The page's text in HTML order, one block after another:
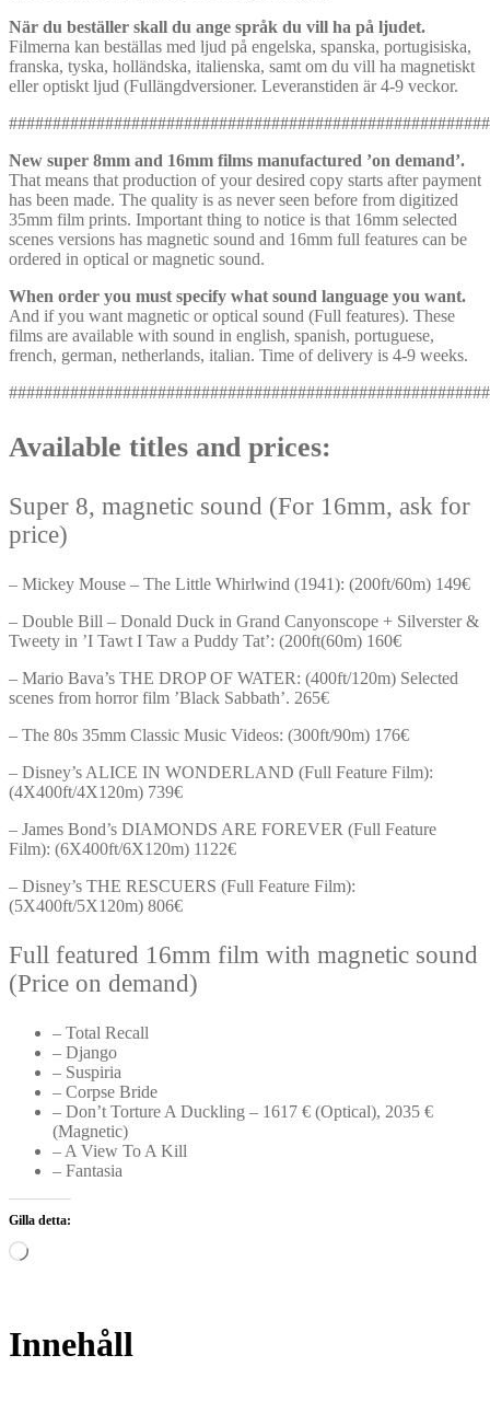
När du beställer skall du ange språk du vill ha på ljudet.
Filmerna kan beställas med ljud på engelska, spanska, portugisiska,
franska, tyska, holländska, italienska, samt om du vill ha magnetiskt
eller optiskt ljud (Fullängdversioner. Leveranstiden är 4-9 veckor.
New super 8mm and 16mm films manufactured ’on demand’.
That means that production of your desired copy starts after payment
has been made. The quality is as never seen before from digitized
35mm film prints. Important thing to notice is that 16mm selected
scenes versions has magnetic sound and 16mm full features can be
ordered in optical or magnetic sound.
When order you must specify what sound language you want.
And if you want magnetic or optical sound (Full features). These
films are available with sound in english, spanish, portuguese,
french, german, netherlands, italian. Time of delivery is 4-9 weeks.
Available titles and prices:
Super 8, magnetic sound (For 16mm, ask for
price)
– Mickey Mouse – The Little Whirlwind (1941): (200ft/60m) 149€
– Double Bill – Donald Duck in Grand Canyonscope + Silverster &
Tweety in ’I Tawt I Taw a Puddy Tat’: (200ft(60m) 160€
– Mario Bava’s THE DROP OF WATER: (400ft/120m) Selected
scenes from horror film ’Black Sabbath’. 265€
– The 80s 35mm Classic Music Videos: (300ft/90m) 176€
– Disney’s ALICE IN WONDERLAND (Full Feature Film):
(4X400ft/4X120m) 739€
– James Bond’s DIAMONDS ARE FOREVER (Full Feature
Film): (6X400ft/6X120m) 1122€
– Disney’s THE RESCUERS (Full Feature Film):
(5X400ft/5X120m) 806€
Full featured 16mm film with magnetic sound
(Price on demand)
– Total Recall
– Django
– Suspiria
– Corpse Bride
– Don’t Torture A Duckling – 1617 € (Optical), 2035 €
(Magnetic)
– A View To A Kill
– Fantasia
Gilla detta:
Laddar
Innehåll